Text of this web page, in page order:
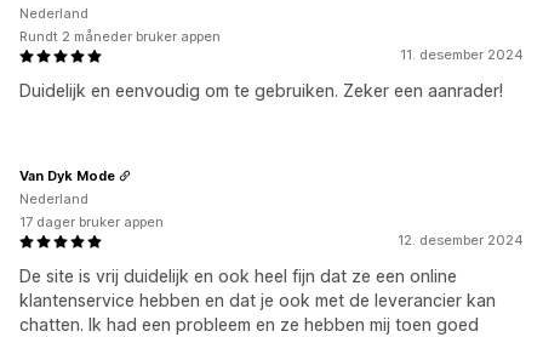
11. desember 2024
Duidelijk en eenvoudig om te gebruiken. Zeker een aanrader!
Nederland
Rundt 2 måneder bruker appen
12. desember 2024
De site is vrij duidelijk en ook heel fijn dat ze een online
klantenservice hebben en dat je ook met de leverancier kan
chatten. Ik had een probleem en ze hebben mij toen goed
Van Dyk Mode
Nederland
17 dager bruker appen